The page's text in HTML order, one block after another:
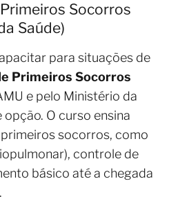
Socorros
Saúde)
para situações de
Primeiros Socorros
e pelo Ministério da
opção. O curso ensina
socorros, como
controle de
básico até a chegada